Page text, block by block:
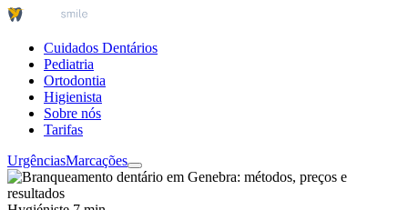
Cuidados Dentários
Pediatria
Ortodontia
Higienista
Sobre nós
Tarifas
UrgênciasMarcações